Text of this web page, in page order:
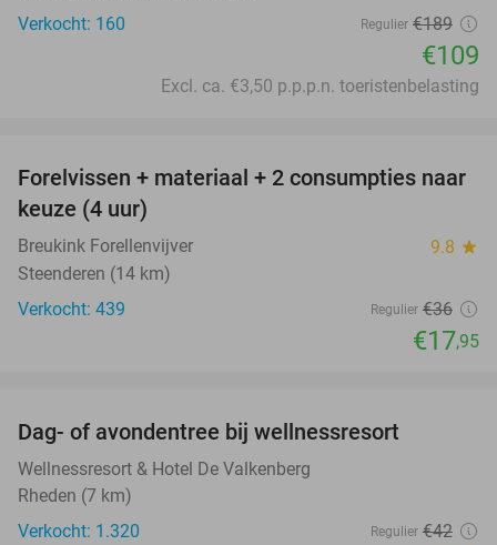
Verkocht: 160
Regulier €189
€109
Excl. ca. €3,50 p.p.p.n. toeristenbelasting
50%
Forelvissen + materiaal + 2 consumpties naar
keuze (4 uur)
Breukink Forellenvijver 9.8 star
Steenderen (14 km)
Verkocht: 439
Regulier €36
€17,95
Dag- of avondentree bij wellnessresort
Wellnessresort & Hotel De Valkenberg
Rheden (7 km)
Verkocht: 1.320
Regulier €42